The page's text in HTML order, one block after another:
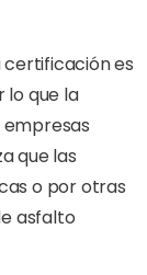
es
lo que la
que las
o por otras
asfalto